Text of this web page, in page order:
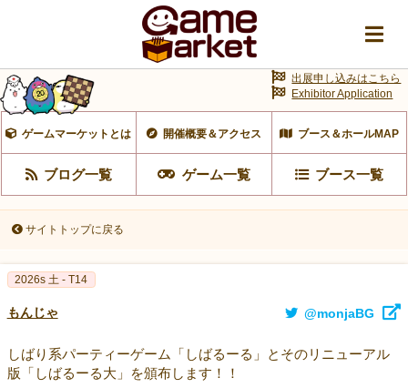
ゲームマーケットとは 開催概要＆アクセス ブース＆ホールMAP
ブログ一覧 ゲーム一覧 ブース一覧
出展申し込みはこちら
Exhibitor Application
サイトトップに戻る
2026s 土 - T14
もんじゃ @monjaBG
しばり系パーティーゲーム「しばるーる」とそのリニューアル
版「しばるーる大」を頒布します！！